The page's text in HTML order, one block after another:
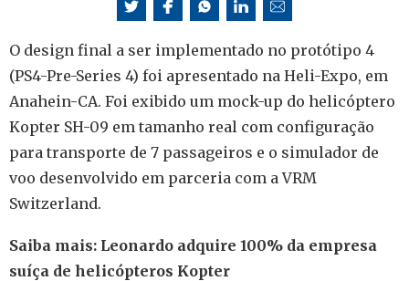
O design final a ser implementado no protótipo 4
(PS4-Pre-Series 4) foi apresentado na Heli-Expo, em
Anahein-CA. Foi exibido um mock-up do helicóptero
Kopter SH-09 em tamanho real com configuração
para transporte de 7 passageiros e o simulador de
voo desenvolvido em parceria com a VRM
Switzerland.
Saiba mais: Leonardo adquire 100% da empresa
suíça de helicópteros Kopter